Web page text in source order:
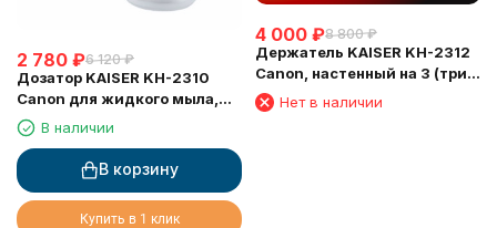
2 780 ₽6 120 ₽
Дозатор KAISER KH-2310
Canon для жидкого мыла,
настенный
В наличии
В корзину
Купить в 1 клик
4 000 ₽8 800 ₽
Держатель KAISER KH-2312
Canon, настенный на 3 (три)
освежителя воздуха
Нет в наличии